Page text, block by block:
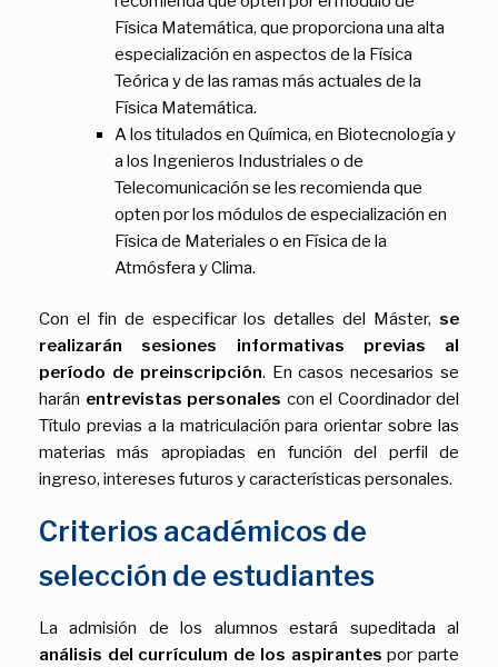
Física Matemática, que proporciona una alta
especialización en aspectos de la Física
Teórica y de las ramas más actuales de la
Física Matemática.
A los titulados en Química, en Biotecnología y
a los Ingenieros Industriales o de
Telecomunicación se les recomienda que
opten por los módulos de especialización en
Física de Materiales o en Física de la
Atmósfera y Clima.
Con el fin de especificar los detalles del Máster, se
realizarán sesiones informativas previas al
período de preinscripción. En casos necesarios se
harán entrevistas personales con el Coordinador del
Título previas a la matriculación para orientar sobre las
materias más apropiadas en función del perfil de
ingreso, intereses futuros y características personales.
Criterios académicos de
selección de estudiantes
La admisión de los alumnos estará supeditada al
análisis del currículum de los aspirantes por parte